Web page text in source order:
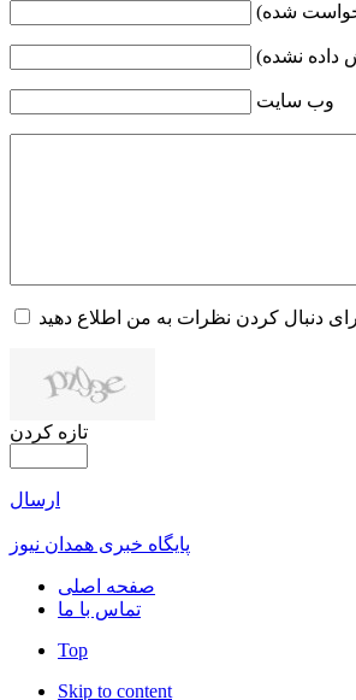
شده)
داده نشده)
وب سایت
دنبال کردن نظرات به من اطلاع دهید
تازه کردن
ارسال
پایگاه خبری همدان نیوز
صفحه اصلی
تماس با ما
Top
Skip to content